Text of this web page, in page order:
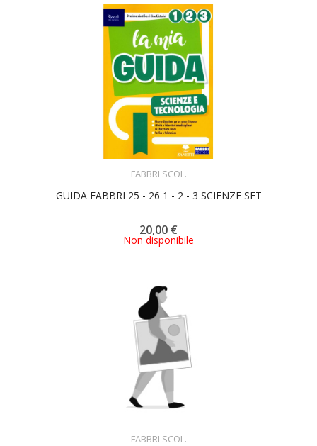
FABBRI SCOL.
GUIDA FABBRI 25 - 26 1 - 2 - 3 SCIENZE SET
20,00 €
Non disponibile
FABBRI SCOL.